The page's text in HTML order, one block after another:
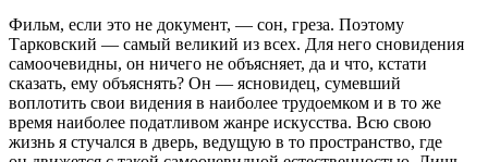
Фильм, если это не документ, — сон, греза. Поэтому
Тарковский — самый великий из всех. Для него сновидения
самоочевидны, он ничего не объясняет, да и что, кстати
сказать, ему объяснять? Он — ясновидец, сумевший
воплотить свои видения в наиболее трудоемком и в то же
время наиболее податливом жанре искусства. Всю свою
жизнь я стучался в дверь, ведущую в то пространство, где